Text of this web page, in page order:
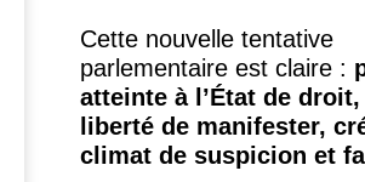
Cette nouvelle tentative
parlementaire est claire :
atteinte à l’État de droit,
liberté de manifester,
climat de suspicion et